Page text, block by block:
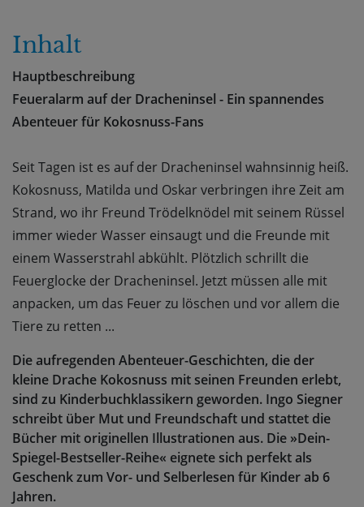
Inhalt
Hauptbeschreibung
Feueralarm auf der Dracheninsel - Ein spannendes
Abenteuer für Kokosnuss-Fans
Seit Tagen ist es auf der Dracheninsel wahnsinnig heiß.
Kokosnuss, Matilda und Oskar verbringen ihre Zeit am
Strand, wo ihr Freund Trödelknödel mit seinem Rüssel
immer wieder Wasser einsaugt und die Freunde mit
einem Wasserstrahl abkühlt. Plötzlich schrillt die
Feuerglocke der Dracheninsel. Jetzt müssen alle mit
anpacken, um das Feuer zu löschen und vor allem die
Tiere zu retten ...
Die aufregenden Abenteuer-Geschichten, die der
kleine Drache Kokosnuss mit seinen Freunden erlebt,
sind zu Kinderbuchklassikern geworden. Ingo Siegner
schreibt über Mut und Freundschaft und stattet die
Bücher mit originellen Illustrationen aus. Die »Dein-
Spiegel-Bestseller-Reihe« eignete sich perfekt als
Geschenk zum Vor- und Selberlesen für Kinder ab 6
Jahren.